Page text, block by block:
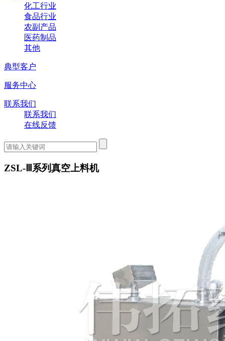
化工行业
食品行业
农副产品
医药制品
其他
典型客户
服务中心
联系我们
联系我们
在线反馈
ZSL-Ⅲ系列真空上料机